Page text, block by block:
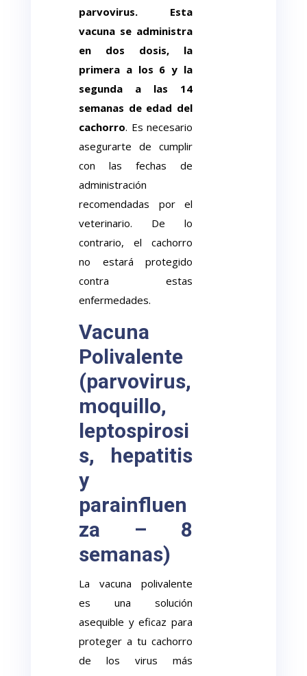
parvovirus. Esta
vacuna se administra
en dos dosis, la
primera a los 6 y la
segunda a las 14
semanas de edad del
cachorro. Es necesario
asegurarte de cumplir
con las fechas de
administración
recomendadas por el
veterinario. De lo
contrario, el cachorro
no estará protegido
contra estas
enfermedades.
Vacuna
Polivalente
(parvovirus,
moquillo,
leptospirosi
s, hepatitis
y
parainfluen
za – 8
semanas)
La vacuna polivalente
es una solución
asequible y eficaz para
proteger a tu cachorro
de los virus más